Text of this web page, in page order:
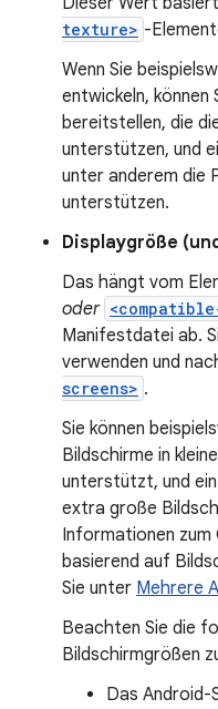
texture> -
Wenn Sie
entwickeln, können
bereitstellen, die
unterstützen, und
unter anderem die
unterstützen.
Displaygröße
Das hängt vom
oder
Manifestdatei ab.
verwenden und
screens> .
Sie können
Bildschirme in
unterstützt, und
extra große
Informationen zum
basierend auf
Sie unter Mehrere
Beachten Sie die
Bildschirmgrößen
Das Android-